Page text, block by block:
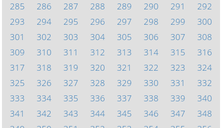
285
286 287 288 289 290 291
292
293
294 295 296 297 298 299
300
301
302 303 304 305 306 307
308
309
310 311 312 313 314 315
316
317
318 319 320 321 322 323
324
325
326 327 328 329 330 331
332
333
334 335 336 337 338 339
340
341
342 343 344 345 346 347
348